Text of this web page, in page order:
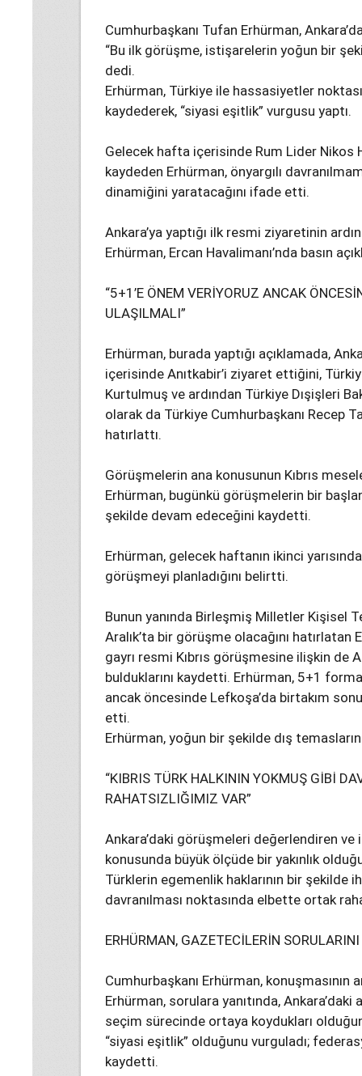
Cumhurbaşkanı Tufan Erhürman,
“Bu ilk görüşme, istişarelerin yoğun bir
dedi.
Erhürman, Türkiye ile hassasiyetler
kaydederek, “siyasi eşitlik” vurgusu yaptı.
Gelecek hafta içerisinde Rum Lider Nikos
kaydeden Erhürman, önyargılı
dinamiğini yaratacağını ifade etti.
Ankara’ya yaptığı ilk resmi ziyaretinin
Erhürman, Ercan Havalimanı’nda basın
“5+1’E ÖNEM VERİYORUZ ANCAK
ULAŞILMALI”
Erhürman, burada yaptığı açıklamada,
içerisinde Anıtkabir’i ziyaret ettiğini,
Kurtulmuş ve ardından Türkiye Dışişleri
olarak da Türkiye Cumhurbaşkanı Recep
hatırlattı.
Görüşmelerin ana konusunun Kıbrıs
Erhürman, bugünkü görüşmelerin bir
şekilde devam edeceğini kaydetti.
Erhürman, gelecek haftanın ikinci
görüşmeyi planladığını belirtti.
Bunun yanında Birleşmiş Milletler Kişisel
Aralık’ta bir görüşme olacağını
gayrı resmi Kıbrıs görüşmesine ilişkin de
bulduklarını kaydetti. Erhürman, 5+1
ancak öncesinde Lefkoşa’da birtakım
etti.
Erhürman, yoğun bir şekilde dış
“KIBRIS TÜRK HALKININ YOKMUŞ GİBİ
RAHATSIZLIĞIMIZ VAR”
Ankara’daki görüşmeleri değerlendiren ve
konusunda büyük ölçüde bir yakınlık
Türklerin egemenlik haklarının bir şekilde
davranılması noktasında elbette ortak
ERHÜRMAN, GAZETECİLERİN
Cumhurbaşkanı Erhürman, konuşmasının
Erhürman, sorulara yanıtında,
seçim sürecinde ortaya koydukları
“siyasi eşitlik” olduğunu vurguladı;
kaydetti.